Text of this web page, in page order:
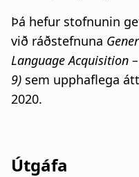
Þá hefur stofnunin
við ráðstefnuna
Language Acquisition
9) sem upphaflega
2020.
Útgáfa